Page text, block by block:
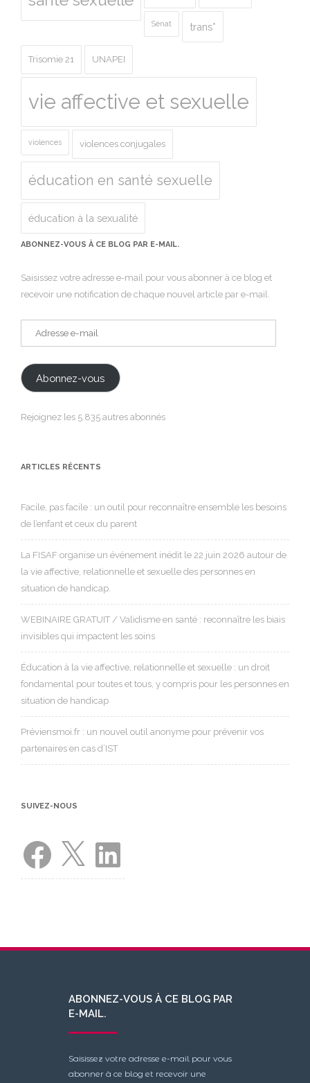
Sénat trans*
Trisomie 21 UNAPEI
vie affective et sexuelle
violences violences conjugales
éducation en santé sexuelle
éducation à la sexualité
ABONNEZ-VOUS À CE BLOG PAR E-MAIL.
Saisissez votre adresse e-mail pour vous abonner à ce blog et
recevoir une notification de chaque nouvel article par e-mail.
Abonnez-vous
Rejoignez les 5 835 autres abonnés
ARTICLES RÉCENTS
Facile, pas facile : un outil pour reconnaître ensemble les besoins
de l’enfant et ceux du parent
La FISAF organise un événement inédit le 22 juin 2026 autour de
la vie affective, relationnelle et sexuelle des personnes en
situation de handicap.
WEBINAIRE GRATUIT / Validisme en santé : reconnaître les biais
invisibles qui impactent les soins
Éducation à la vie affective, relationnelle et sexuelle : un droit
fondamental pour toutes et tous, y compris pour les personnes en
situation de handicap
Préviensmoi.fr : un nouvel outil anonyme pour prévenir vos
partenaires en cas d’IST
SUIVEZ-NOUS
Facebook LinkedIn
ABONNEZ-VOUS À CE BLOG PAR
E-MAIL.
Saisissez votre adresse e-mail pour vous
abonner à ce blog et recevoir une